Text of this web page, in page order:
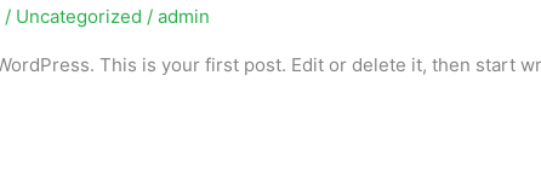
/ Uncategorized /admin
This is your first post. Edit or delete it, then start